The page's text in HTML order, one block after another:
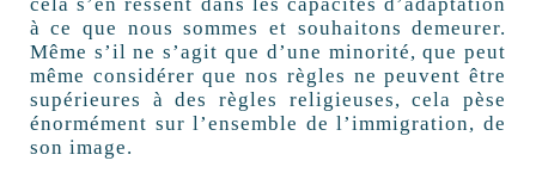
cela s’en ressent dans les capacités d’adaptation
à ce que nous sommes et souhaitons demeurer.
Même s’il ne s’agit que d’une minorité, que peut
même considérer que nos règles ne peuvent être
supérieures à des règles religieuses, cela pèse
énormément sur l’ensemble de l’immigration, de
son image.